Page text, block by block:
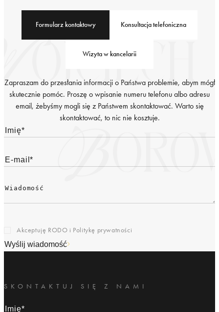
Formularz kontaktowy Konsultacja telefoniczna
Wizyta w kancelarii
Zapraszam do przesłania informacji o Państwa problemie, abym mógł
skutecznie pomóc. Proszę o wpisanie numeru telefonu albo adresu
email, żebyśmy mogli się z Państwem skontaktować. Warto się
skontaktować, to nic nie kosztuje.
Akceptuję RODO i Politykę prywatności
Wyślij wiadomość
SKONTAKTUJ SIĘ Z NAMI